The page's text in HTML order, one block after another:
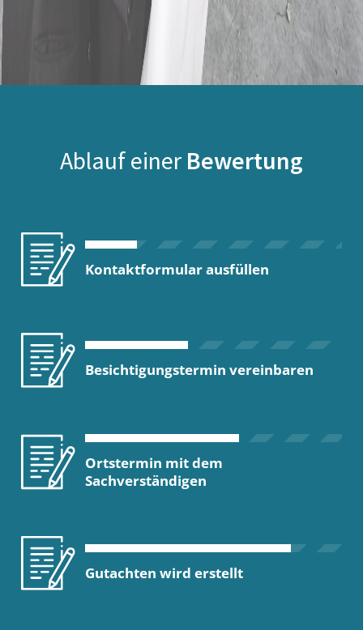
Ablauf einer Bewertung
Kontaktformular ausfüllen
Besichtigungstermin vereinbaren
Ortstermin mit dem
Sachverständigen
Gutachten wird erstellt